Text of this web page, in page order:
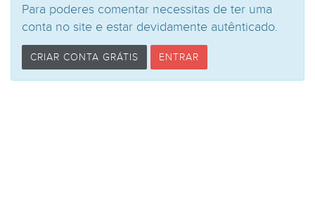
Para poderes comentar necessitas de ter uma
conta no site e estar devidamente autênticado.
CRIAR CONTA GRÁTIS ENTRAR